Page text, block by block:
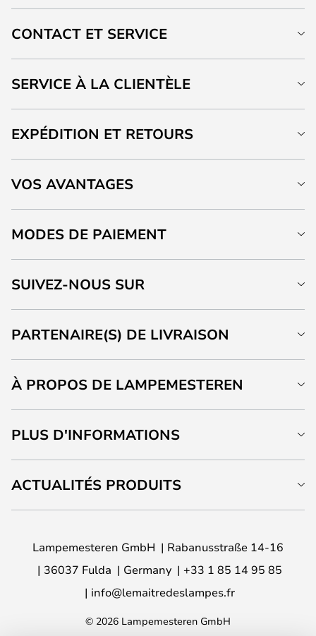
CONTACT ET SERVICE
SERVICE À LA CLIENTÈLE
EXPÉDITION ET RETOURS
VOS AVANTAGES
MODES DE PAIEMENT
SUIVEZ-NOUS SUR
PARTENAIRE(S) DE LIVRAISON
À PROPOS DE LAMPEMESTEREN
PLUS D'INFORMATIONS
ACTUALITÉS PRODUITS
Lampemesteren GmbH
Rabanusstraße 14-16
36037 Fulda
Germany
+33 1 85 14 95 85
info@lemaitredeslampes.fr
© 2026 Lampemesteren GmbH